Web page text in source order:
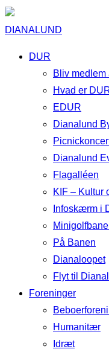
DIANALUND
DUR
Bliv medlem
Hvad er
EDUR
Dianalund
Dianalund
Flagalléen
KIF – Kultur
Infoskærm i
På Banen
Dianaloopet
Flyt til
Foreninger
Humanitær
Idræt